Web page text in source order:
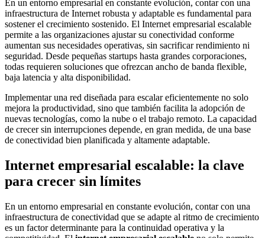
En un entorno empresarial en constante evolución, contar con una
infraestructura de Internet robusta y adaptable es fundamental para
sostener el crecimiento sostenido. El Internet empresarial escalable
permite a las organizaciones ajustar su conectividad conforme
aumentan sus necesidades operativas, sin sacrificar rendimiento ni
seguridad. Desde pequeñas startups hasta grandes corporaciones,
todas requieren soluciones que ofrezcan ancho de banda flexible,
baja latencia y alta disponibilidad.
Implementar una red diseñada para escalar eficientemente no solo
mejora la productividad, sino que también facilita la adopción de
nuevas tecnologías, como la nube o el trabajo remoto. La capacidad
de crecer sin interrupciones depende, en gran medida, de una base
de conectividad bien planificada y altamente adaptable.
Internet empresarial escalable: la clave
para crecer sin límites
En un entorno empresarial en constante evolución, contar con una
infraestructura de conectividad que se adapte al ritmo de crecimiento
es un factor determinante para la continuidad operativa y la